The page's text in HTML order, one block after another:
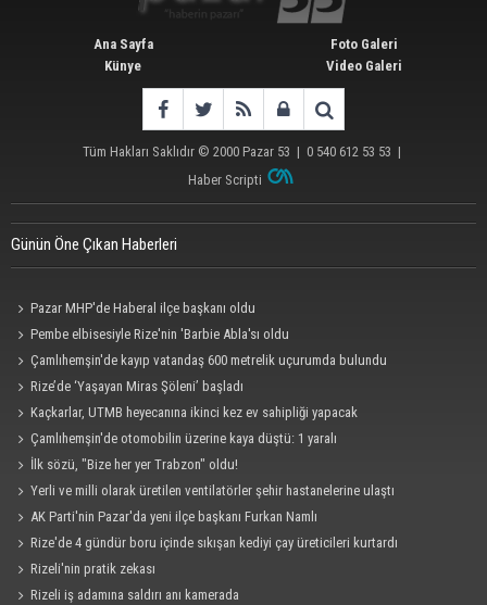
Ana Sayfa
Künye
Foto Galeri
Video Galeri
Tüm Hakları Saklıdır © 2000 Pazar 53 | 0 540 612 53 53 |
Haber Scripti
Günün Öne Çıkan Haberleri
Pazar MHP'de Haberal ilçe başkanı oldu
Pembe elbisesiyle Rize'nin 'Barbie Abla'sı oldu
Çamlıhemşin'de kayıp vatandaş 600 metrelik uçurumda bulundu
Rize’de ‘Yaşayan Miras Şöleni’ başladı
Kaçkarlar, UTMB heyecanına ikinci kez ev sahipliği yapacak
Çamlıhemşin'de otomobilin üzerine kaya düştü: 1 yaralı
İlk sözü, "Bize her yer Trabzon" oldu!
Yerli ve milli olarak üretilen ventilatörler şehir hastanelerine ulaştı
AK Parti'nin Pazar'da yeni ilçe başkanı Furkan Namlı
Rize'de 4 gündür boru içinde sıkışan kediyi çay üreticileri kurtardı
Rizeli'nin pratik zekası
Rizeli iş adamına saldırı anı kamerada